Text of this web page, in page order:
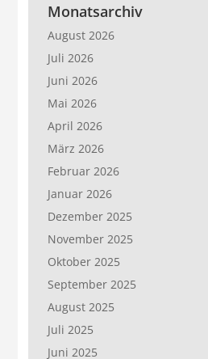
Monatsarchiv
August 2026
Juli 2026
Juni 2026
Mai 2026
April 2026
März 2026
Februar 2026
Januar 2026
Dezember 2025
November 2025
Oktober 2025
September 2025
August 2025
Juli 2025
Juni 2025